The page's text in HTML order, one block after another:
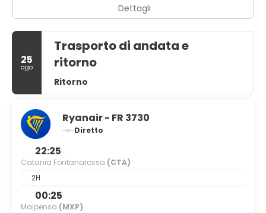
Dettagli
25
ago
Trasporto di andata e
ritorno
Ritorno
Ryanair - FR 3730
Diretto
22:25
Catania Fontanarossa (CTA)
2H
00:25
Malpensa (MXP)